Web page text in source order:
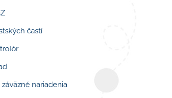
častí
nariadenia